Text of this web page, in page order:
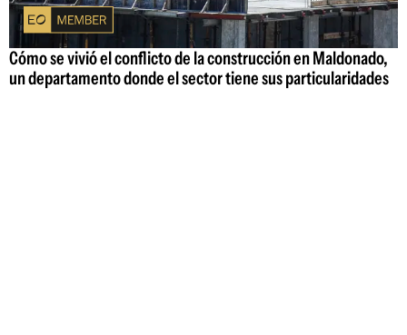
Cómo se vivió el conflicto de la construcción en Maldonado,
un departamento donde el sector tiene sus particularidades